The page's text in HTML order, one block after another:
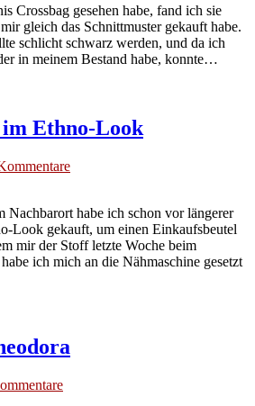
Crossbag gesehen habe, fand ich sie
gleich das Schnittmuster gekauft habe.
schlicht schwarz werden, und da ich
in meinem Bestand habe, konnte…
Ethno-Look
Nachbarort habe ich schon vor längerer
Look gekauft, um einen Einkaufsbeutel
mir der Stoff letzte Woche beim
ich mich an die Nähmaschine gesetzt